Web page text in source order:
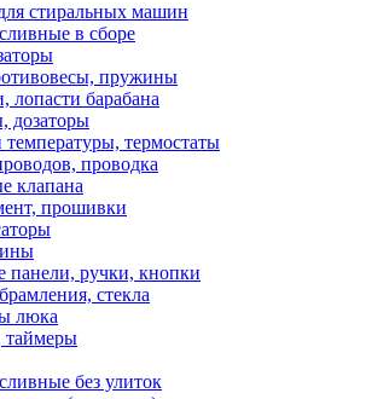
стиральных машин
в сборе
пружины
лопасти барабана
дозаторы
температуры, термостаты
проводка
клапана
прошивки
панели, ручки, кнопки
стекла
люка
без улиток